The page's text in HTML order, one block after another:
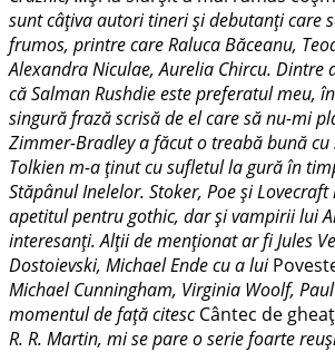
sunt câţiva autori tineri şi debutanţi care
frumos, printre care Raluca Băceanu,
Alexandra Niculae, Aurelia Chircu.
că Salman Rushdie este preferatul meu,
singură frază scrisă de el care să nu-mi
Zimmer-Bradley a făcut o treabă bună cu
Tolkien m-a ţinut cu sufletul la gură în
Stăpânul Inelelor. Stoker, Poe şi
apetitul pentru gothic, dar şi vampirii lui
interesanţi. Alţii de menţionat ar fi Jules
Dostoievski, Michael Ende cu a lui
Michael Cunningham, Virginia Woolf,
momentul de faţă citescCântec de
R. R. Martin, mi se pare o serie foarte